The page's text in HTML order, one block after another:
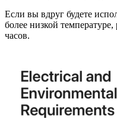
Если вы вдруг будете
более низкой
часов.